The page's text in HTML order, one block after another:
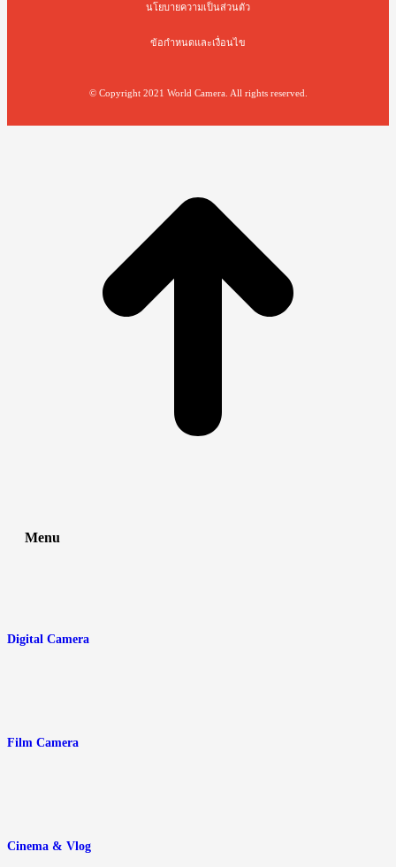
© Copyright 2021 World Camera. All rights reserved.
นโยบายความเป็นส่วนตัว
ข้อกำหนดและเงื่อนไข
Menu
Digital Camera
Film Camera
Cinema & Vlog